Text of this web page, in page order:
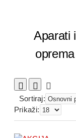
Aparati i
oprema
Sortiraj:
Prikaži: